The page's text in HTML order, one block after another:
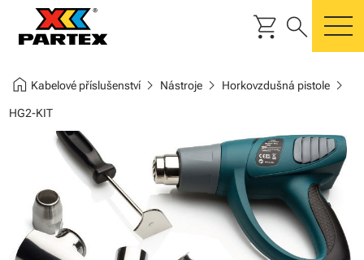
shopping_cart search
home Kabelové příslušenstvíchevron_right Nástrojechevron_right Horkovzdušná pistolechevron_right
HG2-KIT